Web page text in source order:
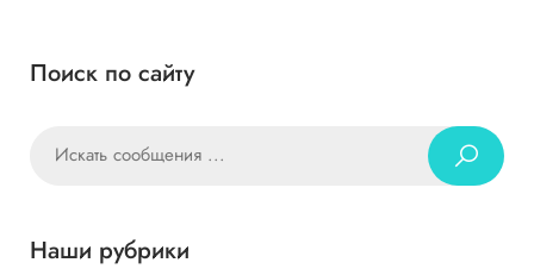
Поиск по сайту
Наши рубрики